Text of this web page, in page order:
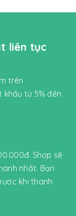
liên tục
trên
từ 5% đến
Shop sẽ
nhất. Bạn
khi thanh